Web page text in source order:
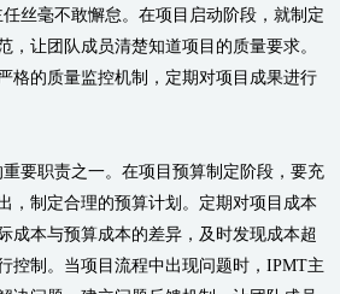
丝毫不敢懈怠。在项目启动阶段，就制定
，让团队成员清楚知道项目的质量要求。
格的质量监控机制，定期对项目成果进行
要职责之一。在项目预算制定阶段，要充
，制定合理的预算计划。定期对项目成本
成本与预算成本的差异，及时发现成本超
控制。当项目流程中出现问题时，IPMT主